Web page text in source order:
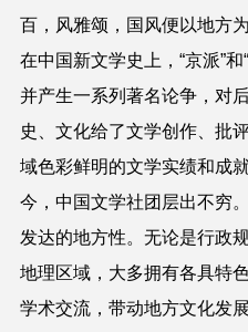
百，风雅颂，国风便以地方
在中国新文学史上，“京派”和
并产生一系列著名论争，对
史、文化给了文学创作、批
域色彩鲜明的文学实绩和成
今，中国文学社团层出不穷。
发达的地方性。无论是行政
地理区域，大多拥有各具特
学术交流，带动地方文化发